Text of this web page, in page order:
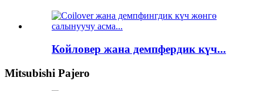
Койловер жана демпфердик күч...
Mitsubishi Pajero